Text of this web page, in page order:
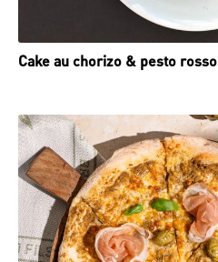
Cake au chorizo & pesto rosso